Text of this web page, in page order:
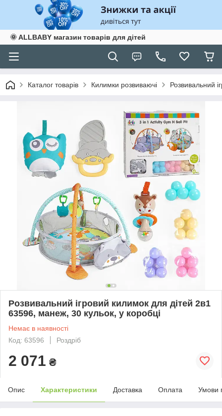
🌞 ALLBABY магазин товарів для дітей
Каталог товарів Килимки розвиваючі Розвивальний
Розвивальний ігровий килимок для дітей 2в1
63596, манеж, 30 кульок, у коробці
Немає в наявності
Код: 63596
Роздріб
2 071 ₴
Опис Характеристики Доставка Оплата Умови